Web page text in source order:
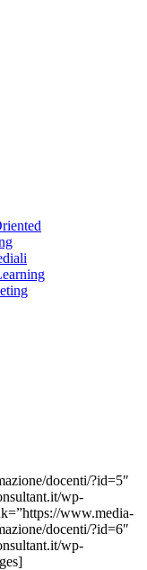
docenti/?id=5″
wp-
www.media-
docenti/?id=6″
wp-